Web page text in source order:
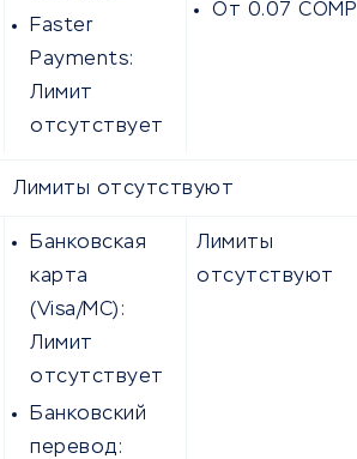
От 0.07 COMP
Faster
Payments:
Лимит
отсутствует
Лимиты отсутствуют
Лимиты
отсутствуют
Банковская
карта
(Visa/MC):
Лимит
отсутствует
Банковский
перевод: